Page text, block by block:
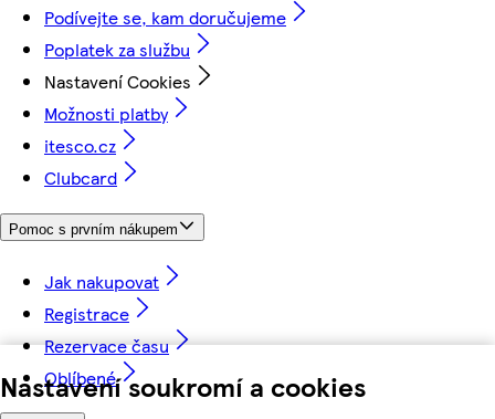
Nastavení soukromí a cookies
Podívejte se, kam doručujeme
Poplatek za službu
Nastavení Cookies
Možnosti platby
itesco.cz
Clubcard
Pomoc s prvním nákupem
Jak nakupovat
Registrace
Rezervace času
Oblíbené